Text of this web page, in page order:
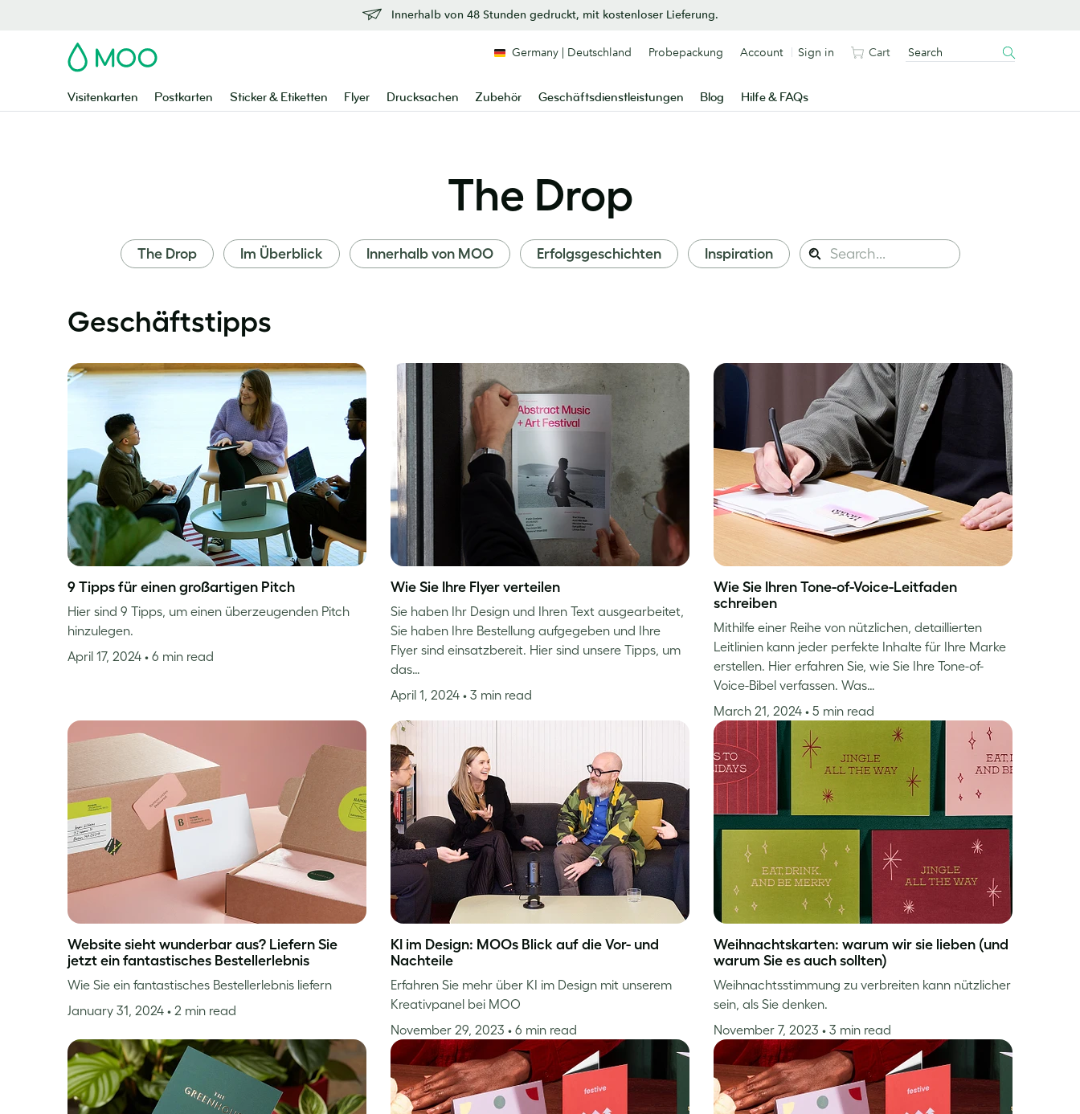
Innerhalb von 48 Stunden gedruckt, mit kostenloser Lieferung.
MOO
Visitenkarten Postkarten Sticker & Etiketten Flyer Drucksachen Zubehör Geschäftsdienstleistungen Blog Hilfe & FAQs
Germany | Deutschland Probepackung Account Sign in Cart
The Drop
The Drop Im Überblick Innerhalb von MOO Erfolgsgeschichten Inspiration
Search
this
Search
Geschäftstipps
9 Tipps für einen großartigen Pitch
Hier sind 9 Tipps, um einen überzeugenden Pitch
hinzulegen.
April 17, 2024 • 6 min read
Wie Sie Ihre Flyer verteilen
Sie haben Ihr Design und Ihren Text ausgearbeitet,
Sie haben Ihre Bestellung aufgegeben und Ihre
Flyer sind einsatzbereit. Hier sind unsere Tipps, um
das…
April 1, 2024 • 3 min read
Wie Sie Ihren Tone-of-Voice-Leitfaden
schreiben
Mithilfe einer Reihe von nützlichen, detaillierten
Leitlinien kann jeder perfekte Inhalte für Ihre Marke
erstellen. Hier erfahren Sie, wie Sie Ihre Tone-of-
Voice-Bibel verfassen. Was…
March 21, 2024 • 5 min read
Website sieht wunderbar aus? Liefern Sie
jetzt ein fantastisches Bestellerlebnis
Wie Sie ein fantastisches Bestellerlebnis liefern
January 31, 2024 • 2 min read
KI im Design: MOOs Blick auf die Vor- und
Nachteile
Erfahren Sie mehr über KI im Design mit unserem
Kreativpanel bei MOO
November 29, 2023 • 6 min read
Weihnachtskarten: warum wir sie lieben (und
warum Sie es auch sollten)
Weihnachtsstimmung zu verbreiten kann nützlicher
sein, als Sie denken.
November 7, 2023 • 3 min read